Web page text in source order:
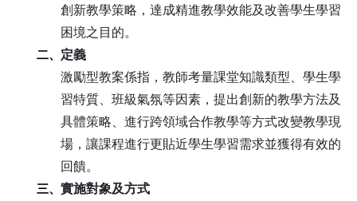
創新教學策略，達成精進教學效能及改善學生學習
困境之目的。
二、 定義
激勵型教案係指，教師考量課堂知識類型、學生學
習特質、班級氣氛等因素，提出創新的教學方法及
具體策略、進行跨領域合作教學等方式改變教學現
場，讓課程進行更貼近學生學習需求並獲得有效的
回饋。
三、 實施對象及方式